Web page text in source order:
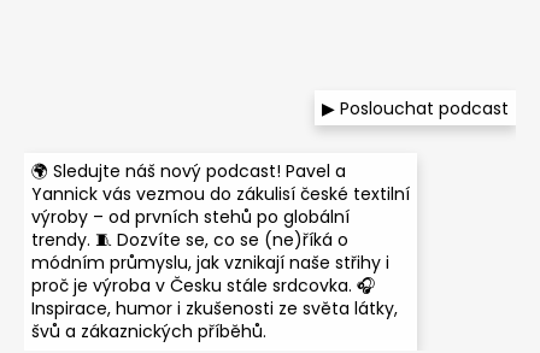
🌍 Sledujte náš nový podcast! Pavel a
Yannick vás vezmou do zákulisí české textilní
výroby – od prvních stehů po globální
trendy. 🧵 Dozvíte se, co se (ne)říká o
módním průmyslu, jak vznikají naše střihy i
proč je výroba v Česku stále srdcovka. 🎧
Inspirace, humor i zkušenosti ze světa látky,
švů a zákaznických příběhů.
▶ Poslouchat podcast